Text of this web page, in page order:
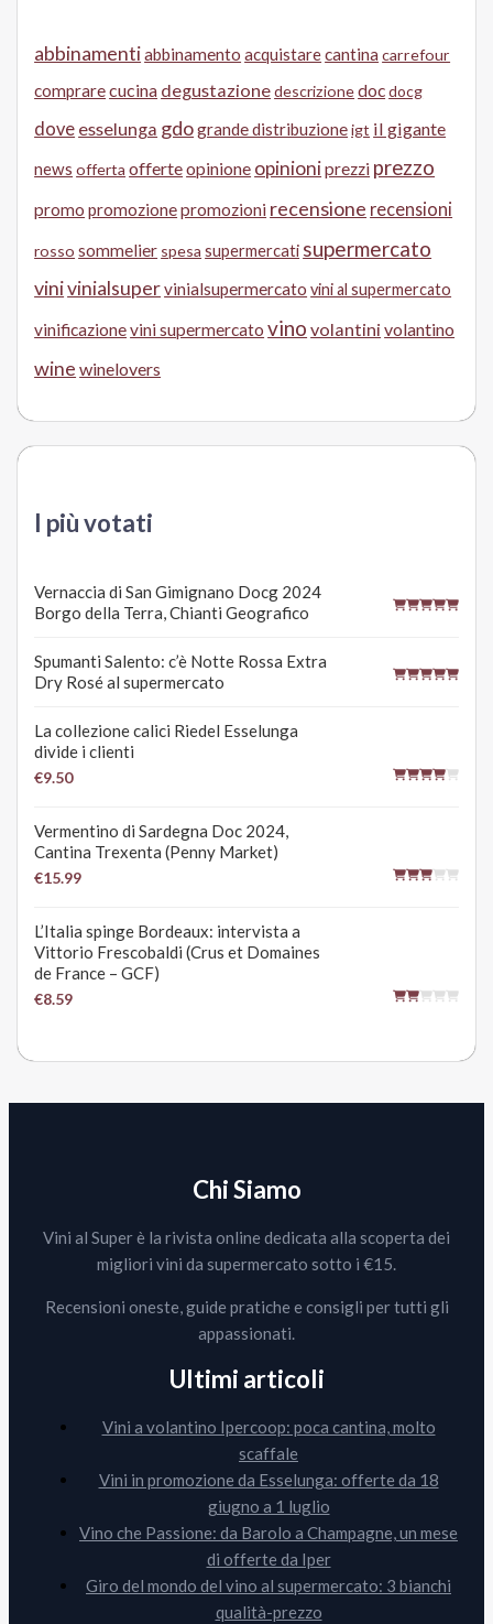
abbinamentiabbinamento acquistarecantina carrefour
comprarecucina degustazionedescrizionedocdocg
dove esselunga gdogrande distribuzioneigt il gigante
news offerta offerteopinione opinioniprezzi prezzo
promo promozionepromozioni recensione recensioni
rosso sommelier spesa supermercati supermercato
vinivinialsupervinialsupermercato vini al supermercato
vinificazionevini supermercato vino volantini volantino
wine winelovers
I più votati
Vernaccia di San Gimignano Docg 2024
Borgo della Terra, Chianti Geografico
Spumanti Salento: c’è Notte Rossa Extra
Dry Rosé al supermercato
La collezione calici Riedel Esselunga
divide i clienti
€9.50
Vermentino di Sardegna Doc 2024,
Cantina Trexenta (Penny Market)
€15.99
L’Italia spinge Bordeaux: intervista a
Vittorio Frescobaldi (Crus et Domaines
de France – GCF)
€8.59
Chi Siamo
Vini al Super è la rivista online dedicata alla scoperta dei
migliori vini da supermercato sotto i €15.
Recensioni oneste, guide pratiche e consigli per tutti gli
appassionati.
Ultimi articoli
Vini a volantino Ipercoop: poca cantina, molto
scaffale
Vini in promozione da Esselunga: offerte da 18
giugno a 1 luglio
Vino che Passione: da Barolo a Champagne, un mese
di offerte da Iper
Giro del mondo del vino al supermercato: 3 bianchi
qualità-prezzo